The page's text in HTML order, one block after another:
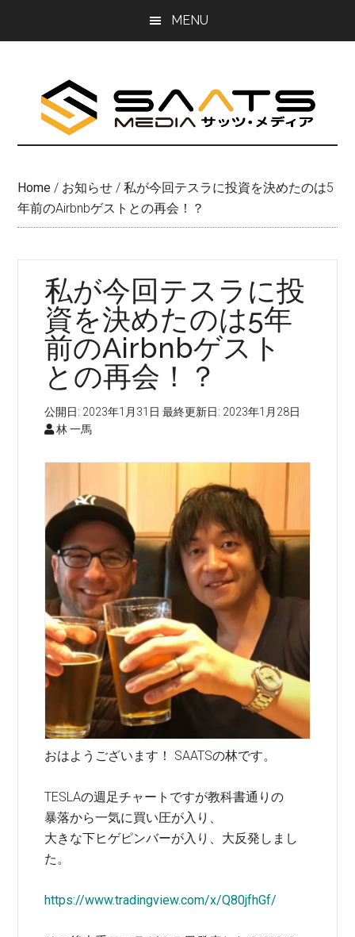
MENU
Home / お知らせ / 私が今回テスラに投資を決めたのは5
年前のAirbnbゲストとの再会！？
私が今回テスラに投
資を決めたのは5年
前のAirbnbゲスト
との再会！？
公開日: 2023年1月31日 最終更新日: 2023年1月28日
林 一馬
おはようございます！ SAATSの林です。
TESLAの週足チャートですが教科書通りの
暴落から一気に買い圧が入り、
大きな下ヒゲピンバーが入り、大反発しまし
た。
https://www.tradingview.com/x/Q80jfhGf/